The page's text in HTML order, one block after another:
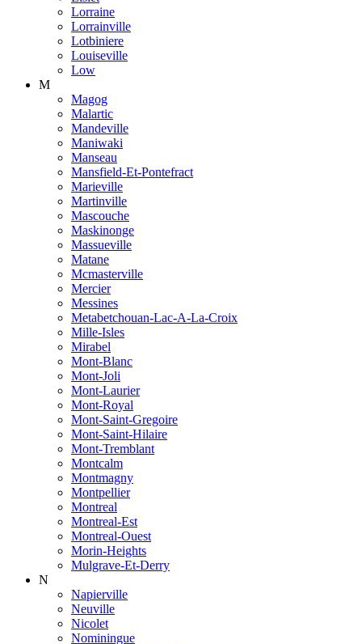
Lorraine
Lorrainville
Lotbiniere
Louiseville
Low
M
Magog
Malartic
Mandeville
Maniwaki
Manseau
Mansfield-Et-Pontefract
Marieville
Martinville
Mascouche
Maskinonge
Massueville
Matane
Mcmasterville
Mercier
Messines
Metabetchouan-Lac-A-La-Croix
Mille-Isles
Mirabel
Mont-Blanc
Mont-Joli
Mont-Laurier
Mont-Royal
Mont-Saint-Gregoire
Mont-Saint-Hilaire
Mont-Tremblant
Montcalm
Montmagny
Montpellier
Montreal
Montreal-Est
Montreal-Ouest
Morin-Heights
Mulgrave-Et-Derry
N
Napierville
Neuville
Nicolet
Nominingue